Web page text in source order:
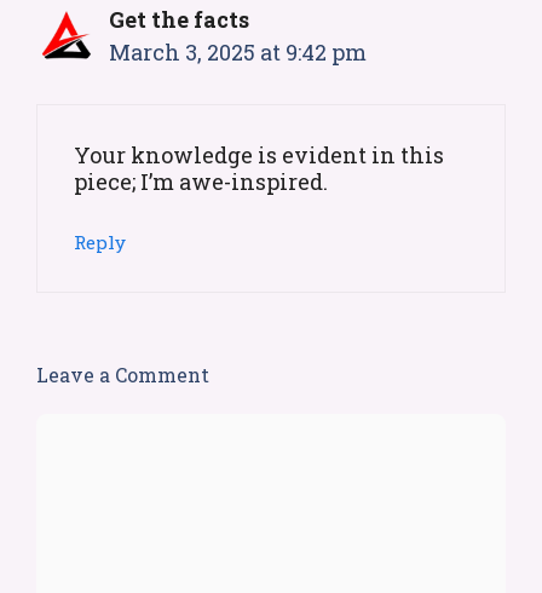
Get the facts
March 3, 2025 at 9:42 pm
Your knowledge is evident in this
piece; I’m awe-inspired.
Reply
Leave a Comment